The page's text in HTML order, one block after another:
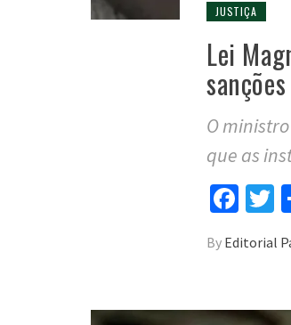
JUSTIÇA
Lei
O
que as
By Editorial